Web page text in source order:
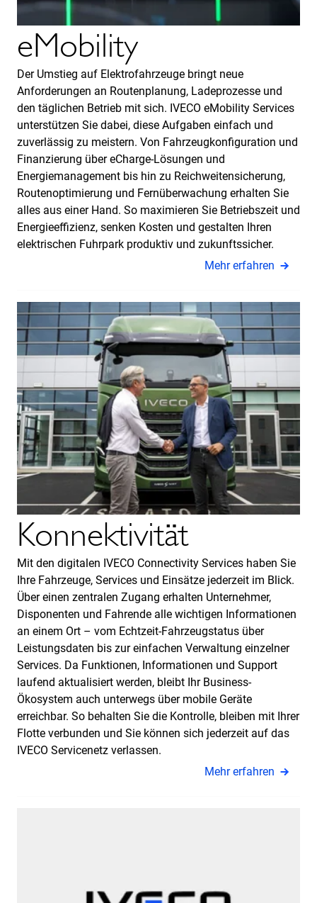
eMobility
Der Umstieg auf Elektrofahrzeuge bringt neue
Anforderungen an Routenplanung, Ladeprozesse und
den täglichen Betrieb mit sich. IVECO eMobility Services
unterstützen Sie dabei, diese Aufgaben einfach und
zuverlässig zu meistern. Von Fahrzeugkonfiguration und
Finanzierung über eCharge-Lösungen und
Energiemanagement bis hin zu Reichweitensicherung,
Routenoptimierung und Fernüberwachung erhalten Sie
alles aus einer Hand. So maximieren Sie Betriebszeit und
Energieeffizienz, senken Kosten und gestalten Ihren
elektrischen Fuhrpark produktiv und zukunftssicher.
Mehr erfahren
Konnektivität
Mit den digitalen IVECO Connectivity Services haben Sie
Ihre Fahrzeuge, Services und Einsätze jederzeit im Blick.
Über einen zentralen Zugang erhalten Unternehmer,
Disponenten und Fahrende alle wichtigen Informationen
an einem Ort – vom Echtzeit-Fahrzeugstatus über
Leistungsdaten bis zur einfachen Verwaltung einzelner
Services. Da Funktionen, Informationen und Support
laufend aktualisiert werden, bleibt Ihr Business-
Ökosystem auch unterwegs über mobile Geräte
erreichbar. So behalten Sie die Kontrolle, bleiben mit Ihrer
Flotte verbunden und Sie können sich jederzeit auf das
IVECO Servicenetz verlassen.
Mehr erfahren